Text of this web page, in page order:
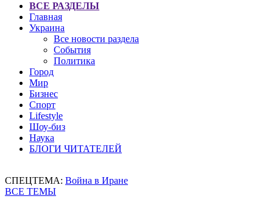
ВСЕ РАЗДЕЛЫ
Главная
Украина
Все новости раздела
События
Политика
Город
Мир
Бизнес
Спорт
Lifestyle
Шоу-биз
Наука
БЛОГИ ЧИТАТЕЛЕЙ
СПЕЦТЕМА: Война в Иране
ВСЕ ТЕМЫ